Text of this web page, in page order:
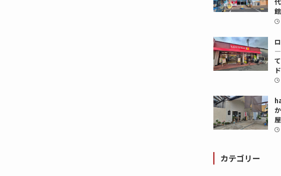
館
—
ド
カテゴリー